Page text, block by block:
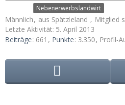
Nebenerwerbslandwirt
Männlich aus Spätzleland
Mitglied
Letzte Aktivität: 5. April 2013
Beiträge 661 Punkte 3.350 Profil-